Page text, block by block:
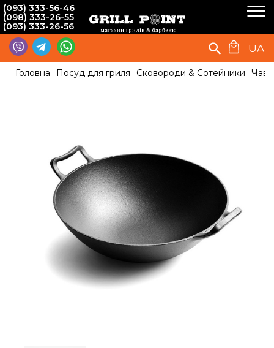
(093) 333-56-46
(098) 333-26-55
(093) 333-26-56
UA
Головна Посуд для гриля Сковороди & Сотейники